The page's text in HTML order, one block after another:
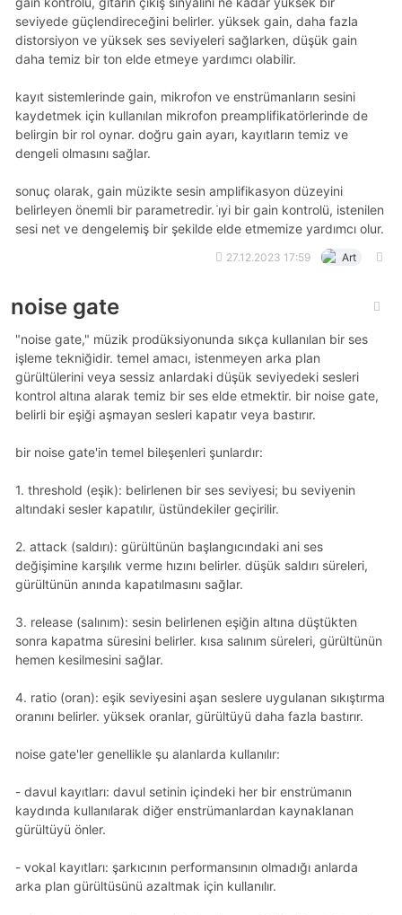
seviyede güçlendireceğini belirler. yüksek gain, daha fazla
distorsiyon ve yüksek ses seviyeleri sağlarken, düşük gain
daha temiz bir ton elde etmeye yardımcı olabilir.
kayıt sistemlerinde gain, mikrofon ve enstrümanların sesini
kaydetmek için kullanılan mikrofon preamplifikatörlerinde de
belirgin bir rol oynar. doğru gain ayarı, kayıtların temiz ve
dengeli olmasını sağlar.
sonuç olarak, gain müzikte sesin amplifikasyon düzeyini
belirleyen önemli bir parametredir. i̇yi bir gain kontrolü, istenilen
sesi net ve dengelemiş bir şekilde elde etmemize yardımcı olur.
27.12.2023 17:59 Art
noise gate
"noise gate," müzik prodüksiyonunda sıkça kullanılan bir ses
işleme tekniğidir. temel amacı, istenmeyen arka plan
gürültülerini veya sessiz anlardaki düşük seviyedeki sesleri
kontrol altına alarak temiz bir ses elde etmektir. bir noise gate,
belirli bir eşiği aşmayan sesleri kapatır veya bastırır.
bir noise gate'in temel bileşenleri şunlardır:
1. threshold (eşik): belirlenen bir ses seviyesi; bu seviyenin
altındaki sesler kapatılır, üstündekiler geçirilir.
2. attack (saldırı): gürültünün başlangıcındaki ani ses
değişimine karşılık verme hızını belirler. düşük saldırı süreleri,
gürültünün anında kapatılmasını sağlar.
3. release (salınım): sesin belirlenen eşiğin altına düştükten
sonra kapatma süresini belirler. kısa salınım süreleri, gürültünün
hemen kesilmesini sağlar.
4. ratio (oran): eşik seviyesini aşan seslere uygulanan sıkıştırma
oranını belirler. yüksek oranlar, gürültüyü daha fazla bastırır.
noise gate'ler genellikle şu alanlarda kullanılır:
- davul kayıtları: davul setinin içindeki her bir enstrümanın
kaydında kullanılarak diğer enstrümanlardan kaynaklanan
gürültüyü önler.
- vokal kayıtları: şarkıcının performansının olmadığı anlarda
arka plan gürültüsünü azaltmak için kullanılır.